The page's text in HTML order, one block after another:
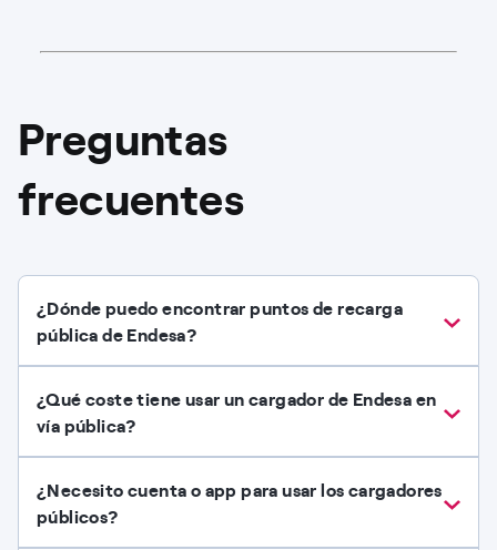
Preguntas
frecuentes
¿Dónde puedo encontrar puntos de recarga
pública de Endesa?
¿Qué coste tiene usar un cargador de Endesa en
vía pública?
¿Necesito cuenta o app para usar los cargadores
públicos?